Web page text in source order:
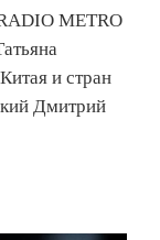
METRO
и стран
Дмитрий